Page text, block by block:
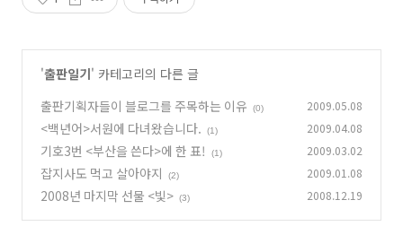
'출판일기' 카테고리의 다른 글
출판기획자들이 블로그를 주목하는 이유
(0) 2009.05.08
<백년어>서원에 다녀왔습니다. (1) 2009.04.08
기호3번 <부산을 쓴다>에 한 표! (1) 2009.03.02
잡지사도 먹고 살아야지 (2) 2009.01.08
2008년 마지막 선물 <빛> (3) 2008.12.19